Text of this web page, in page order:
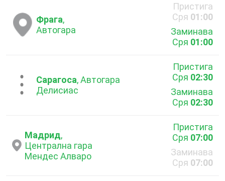
Фрага,
Автогара
Пристига
Сря 01:00
Заминава
Сря 01:00
...Сарагоса, Автогара
Делисиас
Пристига
Сря 02:30
Заминава
Сря 02:30
Мадрид,
Централна гара
Мендес Алваро
Пристига
Сря 07:00
Заминава
Сря 07:00